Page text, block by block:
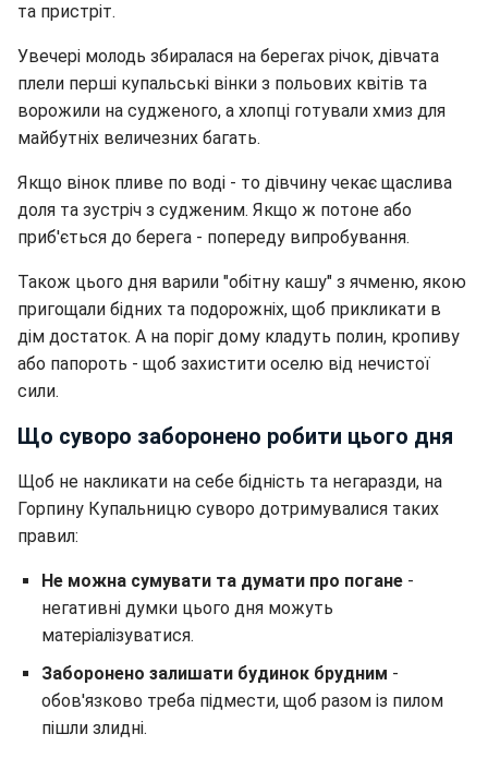
та пристріт.
Увечері молодь збиралася на берегах річок, дівчата
плели перші купальські вінки з польових квітів та
ворожили на судженого, а хлопці готували хмиз для
майбутніх величезних багать.
Якщо вінок пливе по воді - то дівчину чекає щаслива
доля та зустріч з судженим. Якщо ж потоне або
приб'ється до берега - попереду випробування.
Також цього дня варили "обітну кашу" з ячменю, якою
пригощали бідних та подорожніх, щоб прикликати в
дім достаток. А на поріг дому кладуть полин, кропиву
або папороть - щоб захистити оселю від нечистої
сили.
Що суворо заборонено робити цього дня
Щоб не накликати на себе бідність та негаразди, на
Горпину Купальницю суворо дотримувалися таких
правил:
Не можна сумувати та думати про погане -
негативні думки цього дня можуть
матеріалізуватися.
Заборонено залишати будинок брудним -
обов'язково треба підмести, щоб разом із пилом
пішли злидні.